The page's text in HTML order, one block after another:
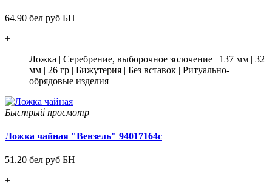
64.90 бел руб БН
+
Ложка | Серебрение, выборочное золочение | 137 мм | 32
мм | 26 гр | Бижутерия | Без вставок | Ритуально-
обрядовые изделия |
Быстрый просмотр
Ложка чайная "Вензель" 94017164с
51.20 бел руб БН
+